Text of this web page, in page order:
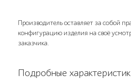
Производитель оставляет за собой
конфигурацию изделия на своё
заказчика.
Подробные